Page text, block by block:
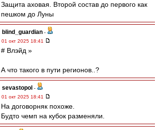
Защита аховая. Второй состав до первого как
пешком до Луны
blind_guardian -
01 окт 2025 18:41
# Влэйд »
А что такого в пути регионов..?
sevastopol -
01 окт 2025 18:41
На договорняк похоже.
Будто чемп на кубок разменяли.